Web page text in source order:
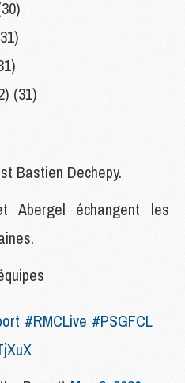
(31)
Bastien Dechepy.
Abergel échangent les
#RMCLive #PSGFCL